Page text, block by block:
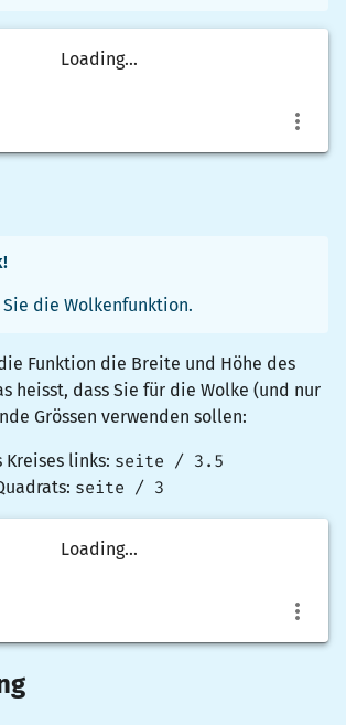
Loading...
die Wolkenfunktion.
Funktion die Breite und Höhe des
heisst, dass Sie für die Wolke (und nur
Grössen verwenden sollen:
Kreises links: seite / 3.5
seite / 3
Loading...